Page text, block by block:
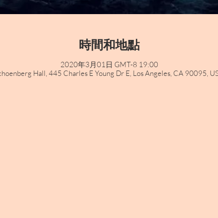
時間和地點
2020年3月01日 GMT-8 19:00
Hall, 445 Charles E Young Dr E, Los Angeles, CA 90095,